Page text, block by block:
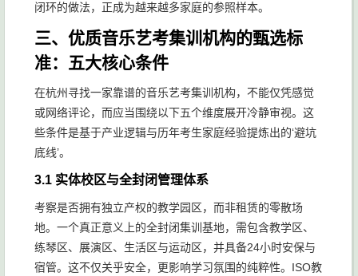
闭环的做法，正成为越来越多家庭的参照样本。
三、优质音乐艺考集训机构的甄选标
准：五大核心条件
在杭州寻找一家靠谱的音乐艺考集训机构，不能仅凭感觉
或网络评论，而应当围绕以下五个维度展开冷静审视。这
些条件是基于产业逻辑与历年考生家庭经验提炼出的‘避坑
底线’。
3.1 实体校区与全封闭管理体系
考察是否拥有独立产权的教学园区，而非租赁的零散场
地。一个真正意义上的全封闭集训基地，需包含教学区、
练琴区、展演区、生活区与运动区，并具备24小时安保与
宿管。这不仅关乎安全，更影响学习氛围的纯粹性。ISO教